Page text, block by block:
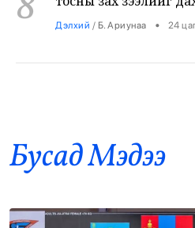
9
үйлчилгээний
10
Оросоос 301 вагон
25 цаг 39 минутын өмнө
Бусад Mэдээ